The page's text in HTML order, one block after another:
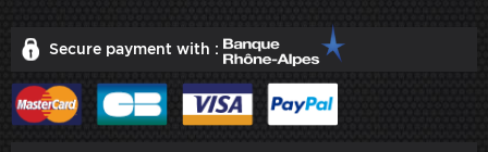
Secure payment with :